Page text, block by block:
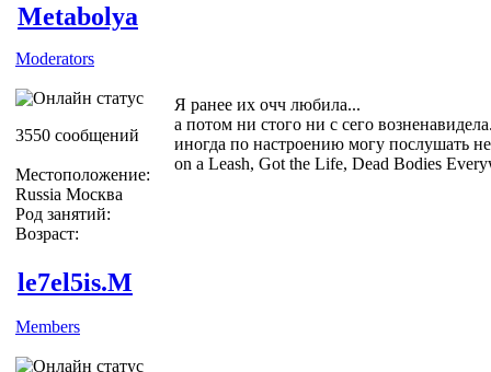
Metabolya
Moderators
3550 сообщений
Местоположение:
Russia Москва
Род занятий:
Возраст:
Я ранее их очч любила...
а потом ни стого ни с сего
иногда по настроению могу послушать
on a Leash, Got the Life, Dead Bodies
le7el5is.M
Members